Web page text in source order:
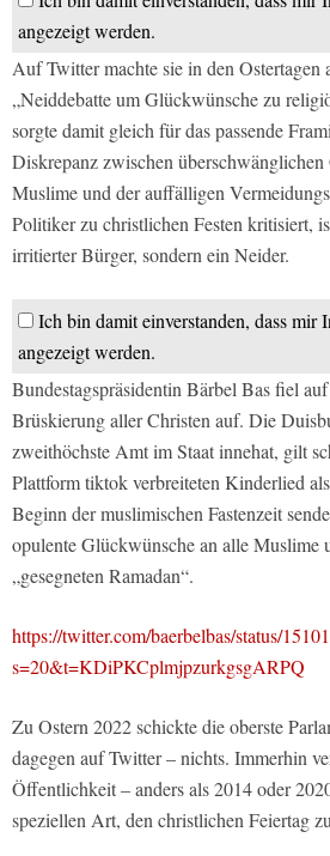
angezeigt werden.
Auf Twitter machte sie in den Ostertagen
„Neiddebatte um Glückwünsche zu
sorgte damit gleich für das passende
Diskrepanz zwischen überschwänglichen
Muslime und der auffälligen
Politiker zu christlichen Festen kritisiert,
irritierter Bürger, sondern ein Neider.
Ich bin damit einverstanden, dass mir
angezeigt werden.
Bundestagspräsidentin Bärbel Bas fiel
Brüskierung aller Christen auf. Die
zweithöchste Amt im Staat innehat, gilt
Plattform tiktok verbreiteten Kinderlied
Beginn der muslimischen Fastenzeit
opulente Glückwünsche an alle Muslime
„gesegneten Ramadan“.
https://twitter.com/baerbelbas/status/
s=20&t=KDiPKCplmjpzurkgsgARPQ
Zu Ostern 2022 schickte die oberste
dagegen auf Twitter – nichts. Immerhin
Öffentlichkeit – anders als 2014 oder
speziellen Art, den christlichen Feiertag